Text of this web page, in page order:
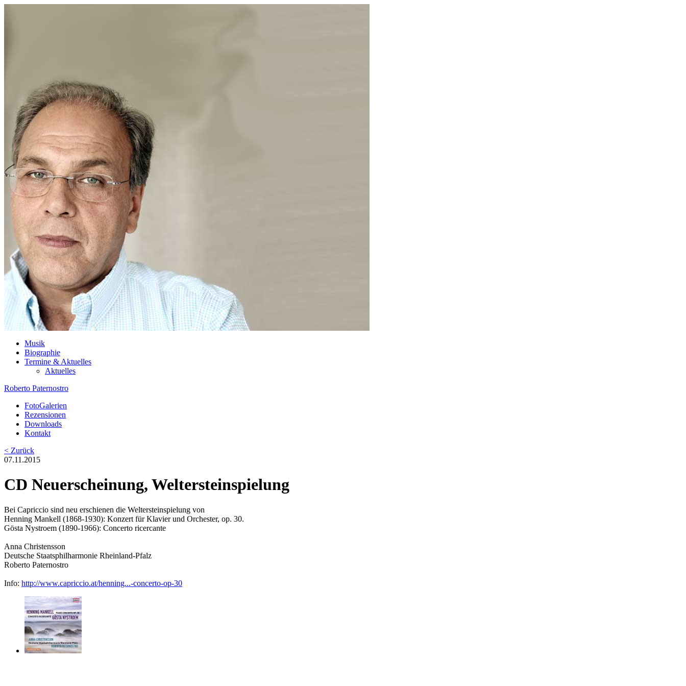
Musik
Biographie
Termine & Aktuelles
Aktuelles
Roberto Paternostro
FotoGalerien
Rezensionen
Downloads
Kontakt
< Zurück
07.11.2015
CD Neuerscheinung, Weltersteinspielung
Bei Capriccio sind neu erschienen die Weltersteinspielung von
Henning Mankell (1868-1930): Konzert für Klavier und Orchester, op. 30.
Gösta Nystroem (1890-1966): Concerto ricercante
Anna Christensson
Deutsche Staatsphilharmonie Rheinland-Pfalz
Roberto Paternostro
Info: http://www.capriccio.at/henning...-concerto-op-30